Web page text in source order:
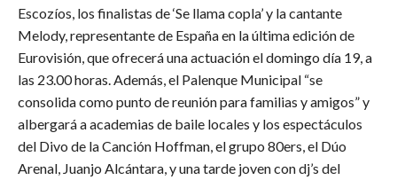
Escozíos, los finalistas de ‘Se llama copla’ y la cantante
Melody, representante de España en la última edición de
Eurovisión, que ofrecerá una actuación el domingo día 19, a
las 23.00 horas. Además, el Palenque Municipal “se
consolida como punto de reunión para familias y amigos” y
albergará a academias de baile locales y los espectáculos
del Divo de la Canción Hoffman, el grupo 80ers, el Dúo
Arenal, Juanjo Alcántara, y una tarde joven con dj’s del